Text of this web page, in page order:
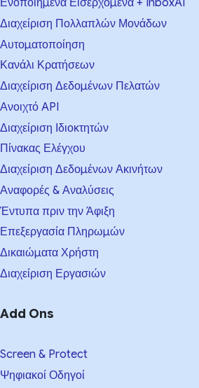
Ενοποιημένα Εισερχόμενα + InboxAI
Διαχείριση Πολλαπλών Μονάδων
Αυτοματοποίηση
Κανάλι Κρατήσεων
Διαχείριση Δεδομένων Πελατών
Ανοιχτό API
Διαχείριση Ιδιοκτητών
Πίνακας Ελέγχου
Διαχείριση Δεδομένων Ακινήτων
Αναφορές & Αναλύσεις
Έντυπα πριν την Άφιξη
Επεξεργασία Πληρωμών
Δικαιώματα Χρήστη
Διαχείριση Εργασιών
Add Ons
Screen & Protect
Ψηφιακοί Οδηγοί